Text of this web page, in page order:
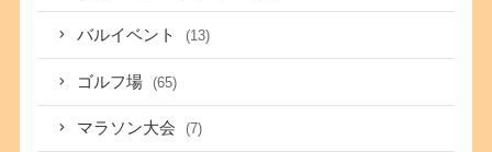
バルイベント (13)
ゴルフ場 (65)
マラソン大会 (7)